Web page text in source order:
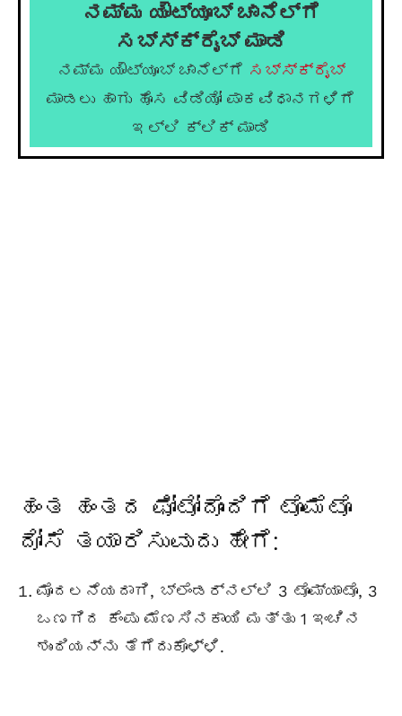
ನಮ್ಮ ಯೌಟ್ಯೂಬ್ ಚಾನೆಲ್ಗೆ
ಸಬ್ಸ್ಕ್ರೈಬ್ ಮಾಡಿ
ನಮ್ಮ ಯೌಟ್ಯೂಬ್ ಚಾನೆಲ್ಗೆ ಸಬ್ಸ್ಕ್ರೈಬ್
ಮಾಡಲು ಹಾಗು ಹೊಸ ವಿಡಿಯೋ ಪಾಕವಿಧಾನಗಳಿಗೆ
ಇಲ್ಲಿ ಕ್ಲಿಕ್ ಮಾಡಿ
ಹಂತ ಹಂತದ ಫೋಟೋದೊಂದಿಗೆ ಟೊಮೆಟೊ
ದೋಸೆ ತಯಾರಿಸುವುದು ಹೇಗೆ:
ಮೊದಲನೆಯದಾಗಿ, ಬ್ಲೆಂಡರ್ನಲ್ಲಿ 3 ಟೊಮ್ಯಾಟೊ, 3
ಒಣಗಿದ ಕೆಂಪು ಮೆಣಸಿನಕಾಯಿ ಮತ್ತು 1 ಇಂಚಿನ
ಶುಂಠಿಯನ್ನು ತೆಗೆದುಕೊಳ್ಳಿ.